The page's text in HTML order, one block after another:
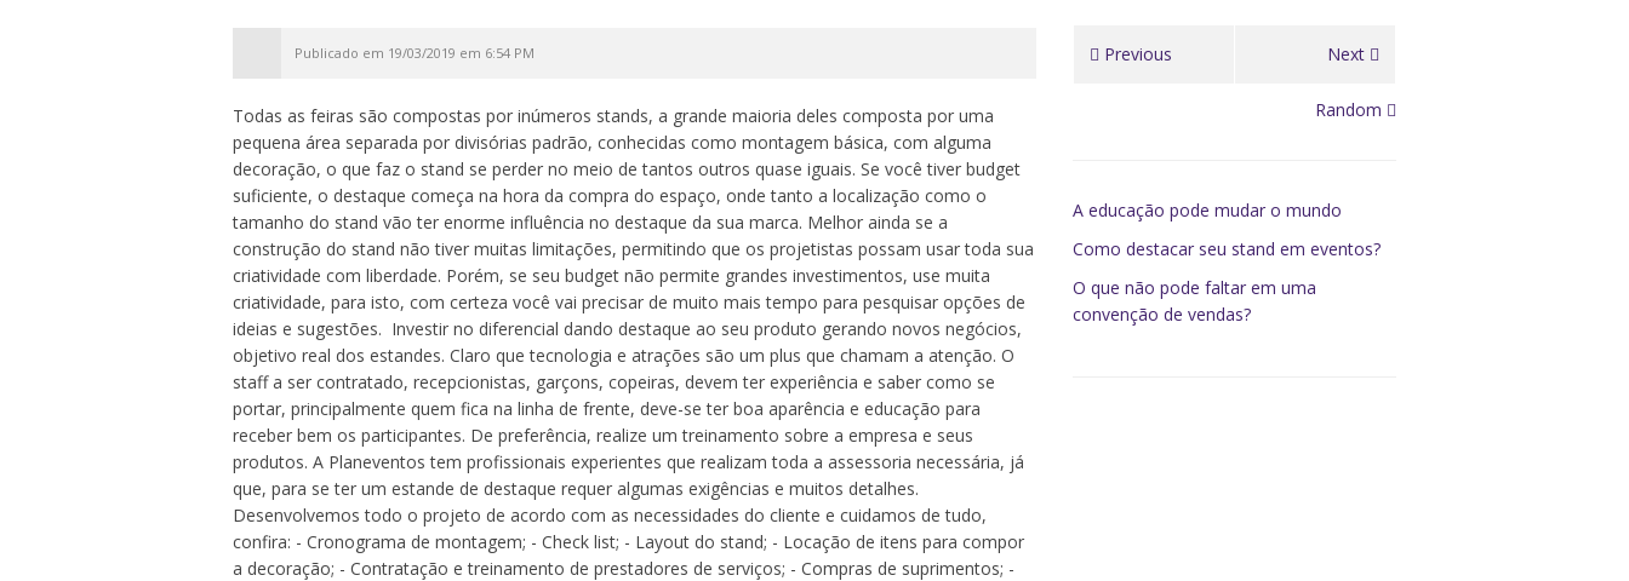
Publicado em 19/03/2019 em 6:54 PM
Todas as feiras são compostas por inúmeros stands, a grande maioria deles composta por uma
pequena área separada por divisórias padrão, conhecidas como montagem básica, com alguma
decoração, o que faz o stand se perder no meio de tantos outros quase iguais. Se você tiver budget
suficiente, o destaque começa na hora da compra do espaço, onde tanto a localização como o
tamanho do stand vão ter enorme influência no destaque da sua marca. Melhor ainda se a
construção do stand não tiver muitas limitações, permitindo que os projetistas possam usar toda sua
criatividade com liberdade. Porém, se seu budget não permite grandes investimentos, use muita
criatividade, para isto, com certeza você vai precisar de muito mais tempo para pesquisar opções de
ideias e sugestões. Investir no diferencial dando destaque ao seu produto gerando novos negócios,
objetivo real dos estandes. Claro que tecnologia e atrações são um plus que chamam a atenção. O
staff a ser contratado, recepcionistas, garçons, copeiras, devem ter experiência e saber como se
portar, principalmente quem fica na linha de frente, deve-se ter boa aparência e educação para
receber bem os participantes. De preferência, realize um treinamento sobre a empresa e seus
produtos. A Planeventos tem profissionais experientes que realizam toda a assessoria necessária, já
que, para se ter um estande de destaque requer algumas exigências e muitos detalhes.
Desenvolvemos todo o projeto de acordo com as necessidades do cliente e cuidamos de tudo,
confira: - Cronograma de montagem; - Check list; - Layout do stand; - Locação de itens para compor
a decoração; - Contratação e treinamento de prestadores de serviços; - Compras de suprimentos; -
Previous Next
Random
A educação pode mudar o mundo
Como destacar seu stand em eventos?
O que não pode faltar em uma
convenção de vendas?